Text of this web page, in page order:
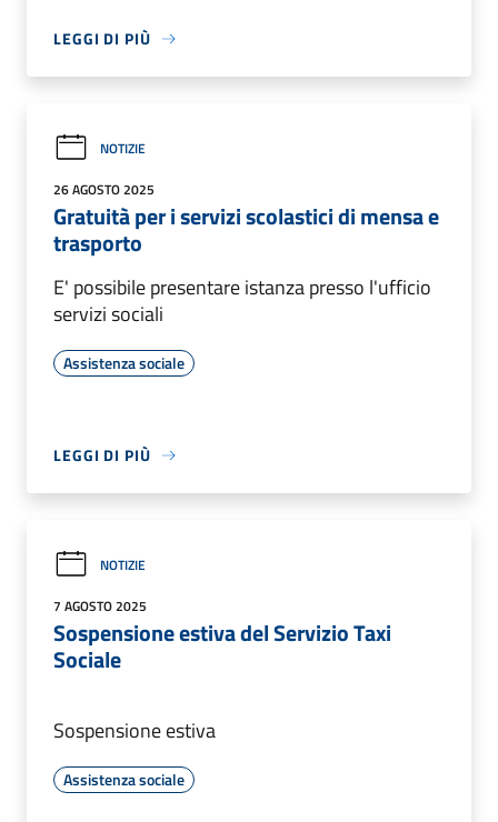
LEGGI DI PIÙ
NOTIZIE
26 AGOSTO 2025
Gratuità per i servizi scolastici di mensa e
trasporto
E' possibile presentare istanza presso l'ufficio
servizi sociali
Assistenza sociale
LEGGI DI PIÙ
NOTIZIE
7 AGOSTO 2025
Sospensione estiva del Servizio Taxi
Sociale
Sospensione estiva
Assistenza sociale